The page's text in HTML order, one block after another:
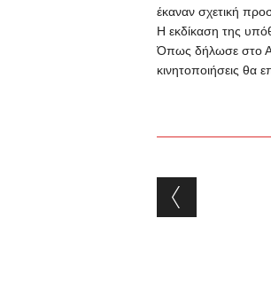
έκαναν σχετική
Η εκδίκαση της
Όπως δήλωσε στο
κινητοποιήσεις θα
Post